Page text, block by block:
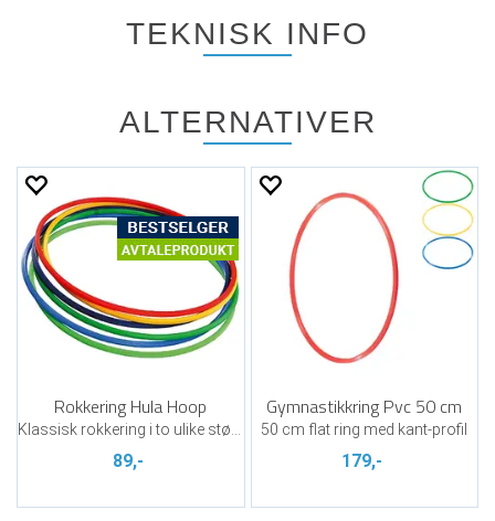
TEKNISK INFO
ALTERNATIVER
Rokkering Hula Hoop
89,-
Gymnastikkring Pvc 50 cm
50 cm flat ring med kant-profil
179,-